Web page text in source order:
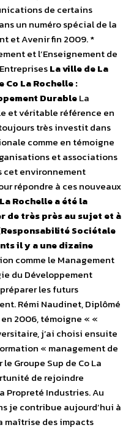
de certains
un numéro spécial de la
et Avenir fin 2009. *
et l’Enseignement de
La ville de La
Co La Rochelle :
DurableLa
et véritable référence en
très investit dans
comme en témoigne
et associations
cet environnement
répondre à ces nouveaux
Rochelle a été la
de très près au sujet et à
Sociétale
il y a une dizaine
comme le Management
du Développement
les futurs
Rémi Naudinet, Diplômé
2006, témoigne « «
j’ai choisi ensuite
« management de
Groupe Sup de Co La
de rejoindre
Propreté Industries. Au
je contribue aujourd’hui à
maîtrise des impacts